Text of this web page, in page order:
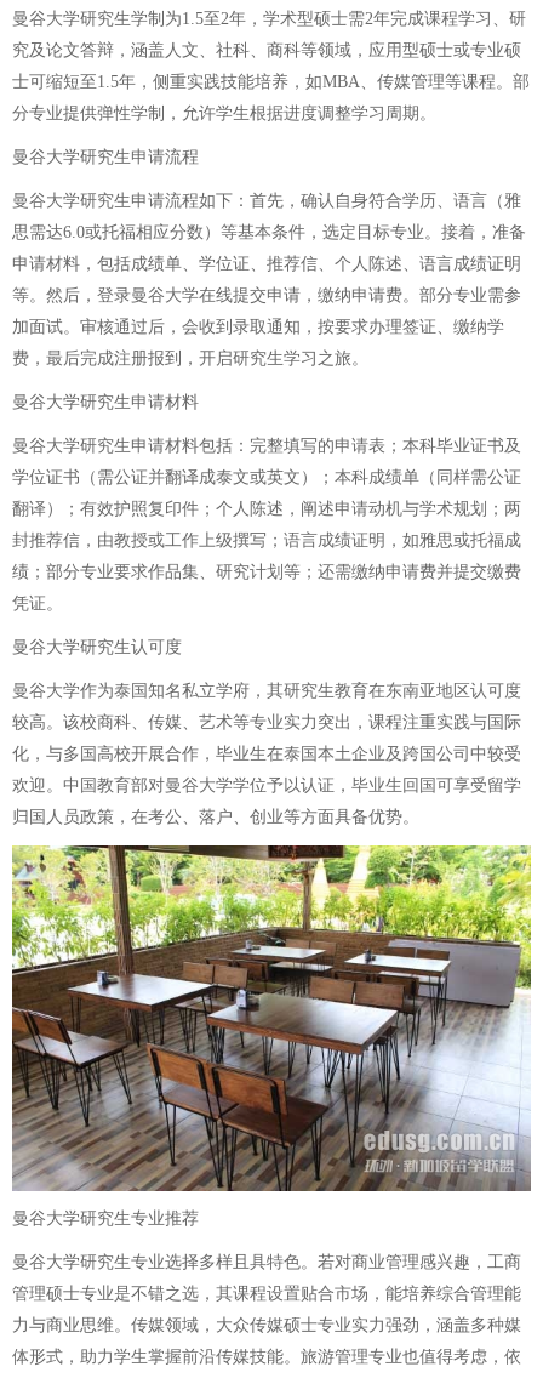
曼谷大学研究生学制为1.5至2年，学术型硕士需2年完成课程学习、研
究及论文答辩，涵盖人文、社科、商科等领域，应用型硕士或专业硕
士可缩短至1.5年，侧重实践技能培养，如MBA、传媒管理等课程。部
分专业提供弹性学制，允许学生根据进度调整学习周期。
曼谷大学研究生申请流程
曼谷大学研究生申请流程如下：首先，确认自身符合学历、语言（雅
思需达6.0或托福相应分数）等基本条件，选定目标专业。接着，准备
申请材料，包括成绩单、学位证、推荐信、个人陈述、语言成绩证明
等。然后，登录曼谷大学在线提交申请，缴纳申请费。部分专业需参
加面试。审核通过后，会收到录取通知，按要求办理签证、缴纳学
费，最后完成注册报到，开启研究生学习之旅。
曼谷大学研究生申请材料
曼谷大学研究生申请材料包括：完整填写的申请表；本科毕业证书及
学位证书（需公证并翻译成泰文或英文）；本科成绩单（同样需公证
翻译）；有效护照复印件；个人陈述，阐述申请动机与学术规划；两
封推荐信，由教授或工作上级撰写；语言成绩证明，如雅思或托福成
绩；部分专业要求作品集、研究计划等；还需缴纳申请费并提交缴费
凭证。
曼谷大学研究生认可度
曼谷大学作为泰国知名私立学府，其研究生教育在东南亚地区认可度
较高。该校商科、传媒、艺术等专业实力突出，课程注重实践与国际
化，与多国高校开展合作，毕业生在泰国本土企业及跨国公司中较受
欢迎。中国教育部对曼谷大学学位予以认证，毕业生回国可享受留学
归国人员政策，在考公、落户、创业等方面具备优势。
曼谷大学研究生专业推荐
曼谷大学研究生专业选择多样且具特色。若对商业管理感兴趣，工商
管理硕士专业是不错之选，其课程设置贴合市场，能培养综合管理能
力与商业思维。传媒领域，大众传媒硕士专业实力强劲，涵盖多种媒
体形式，助力学生掌握前沿传媒技能。旅游管理专业也值得考虑，依